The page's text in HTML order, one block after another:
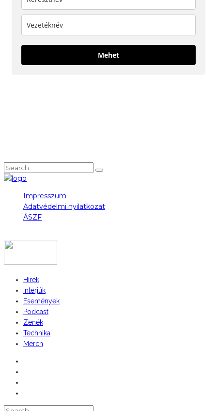
Mehet
Impresszum
Adatvédelmi nyilatkozat
ÁSZF
Hírek
Interjúk
Események
Podcast
Zenék
Technika
Merch